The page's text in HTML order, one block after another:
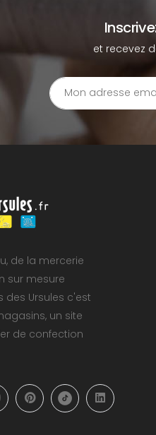
et recevez
de la mercerie
sur mesure
des Ursules c'est
un site
de confection